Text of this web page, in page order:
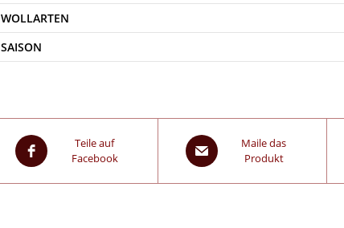
WOLLARTEN
SAISON
Teile auf
Facebook
Maile das
Produkt